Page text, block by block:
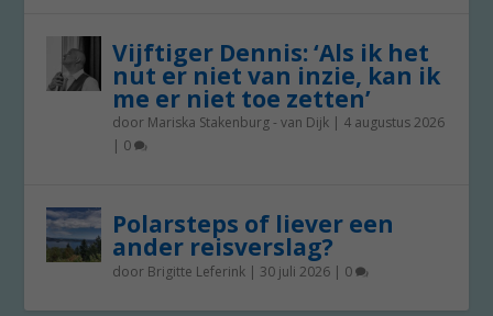
Vijftiger Dennis: ‘Als ik het
nut er niet van inzie, kan ik
me er niet toe zetten’
door Mariska Stakenburg - van Dijk | 4 augustus 2026
| 0
Polarsteps of liever een
ander reisverslag?
door Brigitte Leferink | 30 juli 2026 | 0